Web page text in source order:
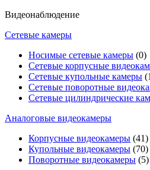
Видеонаблюдение
Сетевые камеры
Носимые сетевые камеры (0)
Сетевые корпусные
Сетевые купольные камеры
Сетевые поворотные
Сетевые цилиндрические
Аналоговые видеокамеры
Корпусные видеокамеры (41)
Купольные видеокамеры (70)
Поворотные видеокамеры (5)